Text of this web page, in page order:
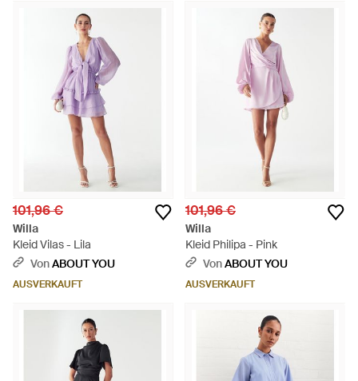
101,96 €
Willa
Kleid Vilas - Lila
VonABOUT YOU
AUSVERKAUFT
101,96 €
Willa
Kleid Philipa - Pink
VonABOUT YOU
AUSVERKAUFT